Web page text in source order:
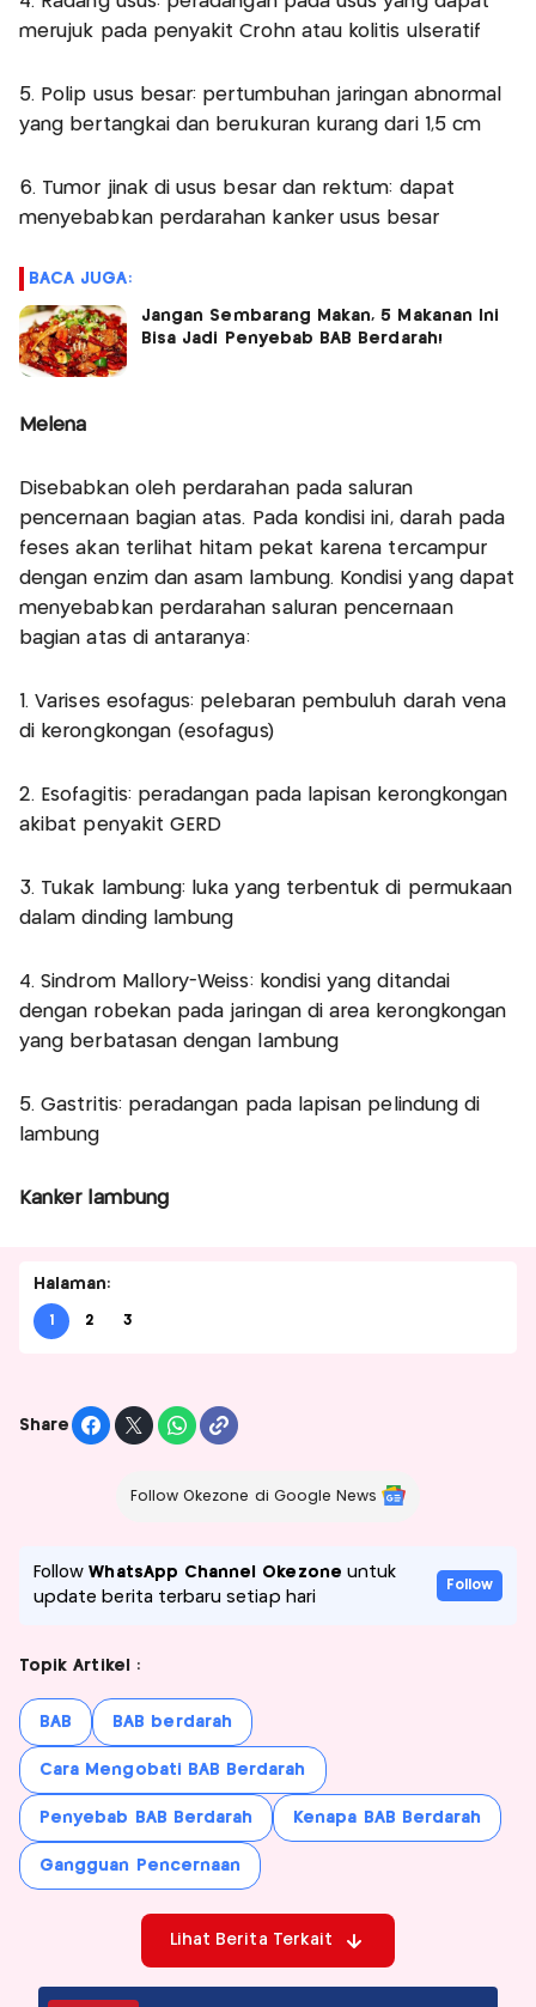
merujuk pada penyakit Crohn atau kolitis ulseratif
5. Polip usus besar: pertumbuhan jaringan abnormal
yang bertangkai dan berukuran kurang dari 1,5 cm
6. Tumor jinak di usus besar dan rektum: dapat
menyebabkan perdarahan kanker usus besar
BACA JUGA:
Jangan Sembarang Makan, 5 Makanan Ini
Bisa Jadi Penyebab BAB Berdarah!
Melena
Disebabkan oleh perdarahan pada saluran
pencernaan bagian atas. Pada kondisi ini, darah pada
feses akan terlihat hitam pekat karena tercampur
dengan enzim dan asam lambung. Kondisi yang dapat
menyebabkan perdarahan saluran pencernaan
bagian atas di antaranya:
1. Varises esofagus: pelebaran pembuluh darah vena
di kerongkongan (esofagus)
2. Esofagitis: peradangan pada lapisan kerongkongan
akibat penyakit GERD
3. Tukak lambung: luka yang terbentuk di permukaan
dalam dinding lambung
4. Sindrom Mallory-Weiss: kondisi yang ditandai
dengan robekan pada jaringan di area kerongkongan
yang berbatasan dengan lambung
5. Gastritis: peradangan pada lapisan pelindung di
lambung
Kanker lambung
Halaman:
1 2 3
Share
Follow Okezone di Google News
FollowWhatsApp Channel Okezone untuk
update berita terbaru setiap hari
Follow
Topik Artikel :
BAB BAB berdarah
Cara Mengobati BAB Berdarah
Penyebab BAB Berdarah Kenapa BAB Berdarah
Gangguan Pencernaan
Lihat Berita Terkait